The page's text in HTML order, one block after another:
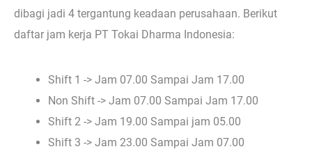
dibagi jadi 4 tergantung keadaan perusahaan. Berikut
daftar jam kerja PT Tokai Dharma Indonesia:
Shift 1 -> Jam 07.00 Sampai Jam 17.00
Non Shift -> Jam 07.00 Sampai Jam 17.00
Shift 2 -> Jam 19.00 Sampai jam 05.00
Shift 3 -> Jam 23.00 Sampai Jam 07.00